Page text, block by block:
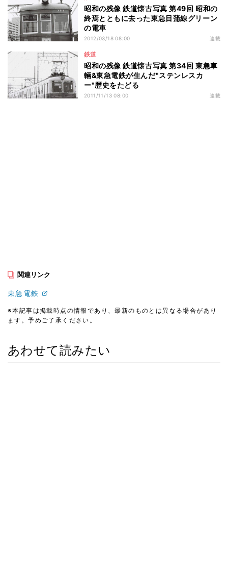
昭和の残像 鉄道懐古写真 第49回 昭和の
終焉とともに去った東急目蒲線グリーン
の電車
2012/03/18 08:00 連載
鉄道
昭和の残像 鉄道懐古写真 第34回 東急車
輛&東急電鉄が生んだ"ステンレスカ
ー"歴史をたどる
2011/11/13 08:00 連載
関連リンク
東急電鉄
※本記事は掲載時点の情報であり、最新のものとは異なる場合があり
ます。予めご了承ください。
あわせて読みたい